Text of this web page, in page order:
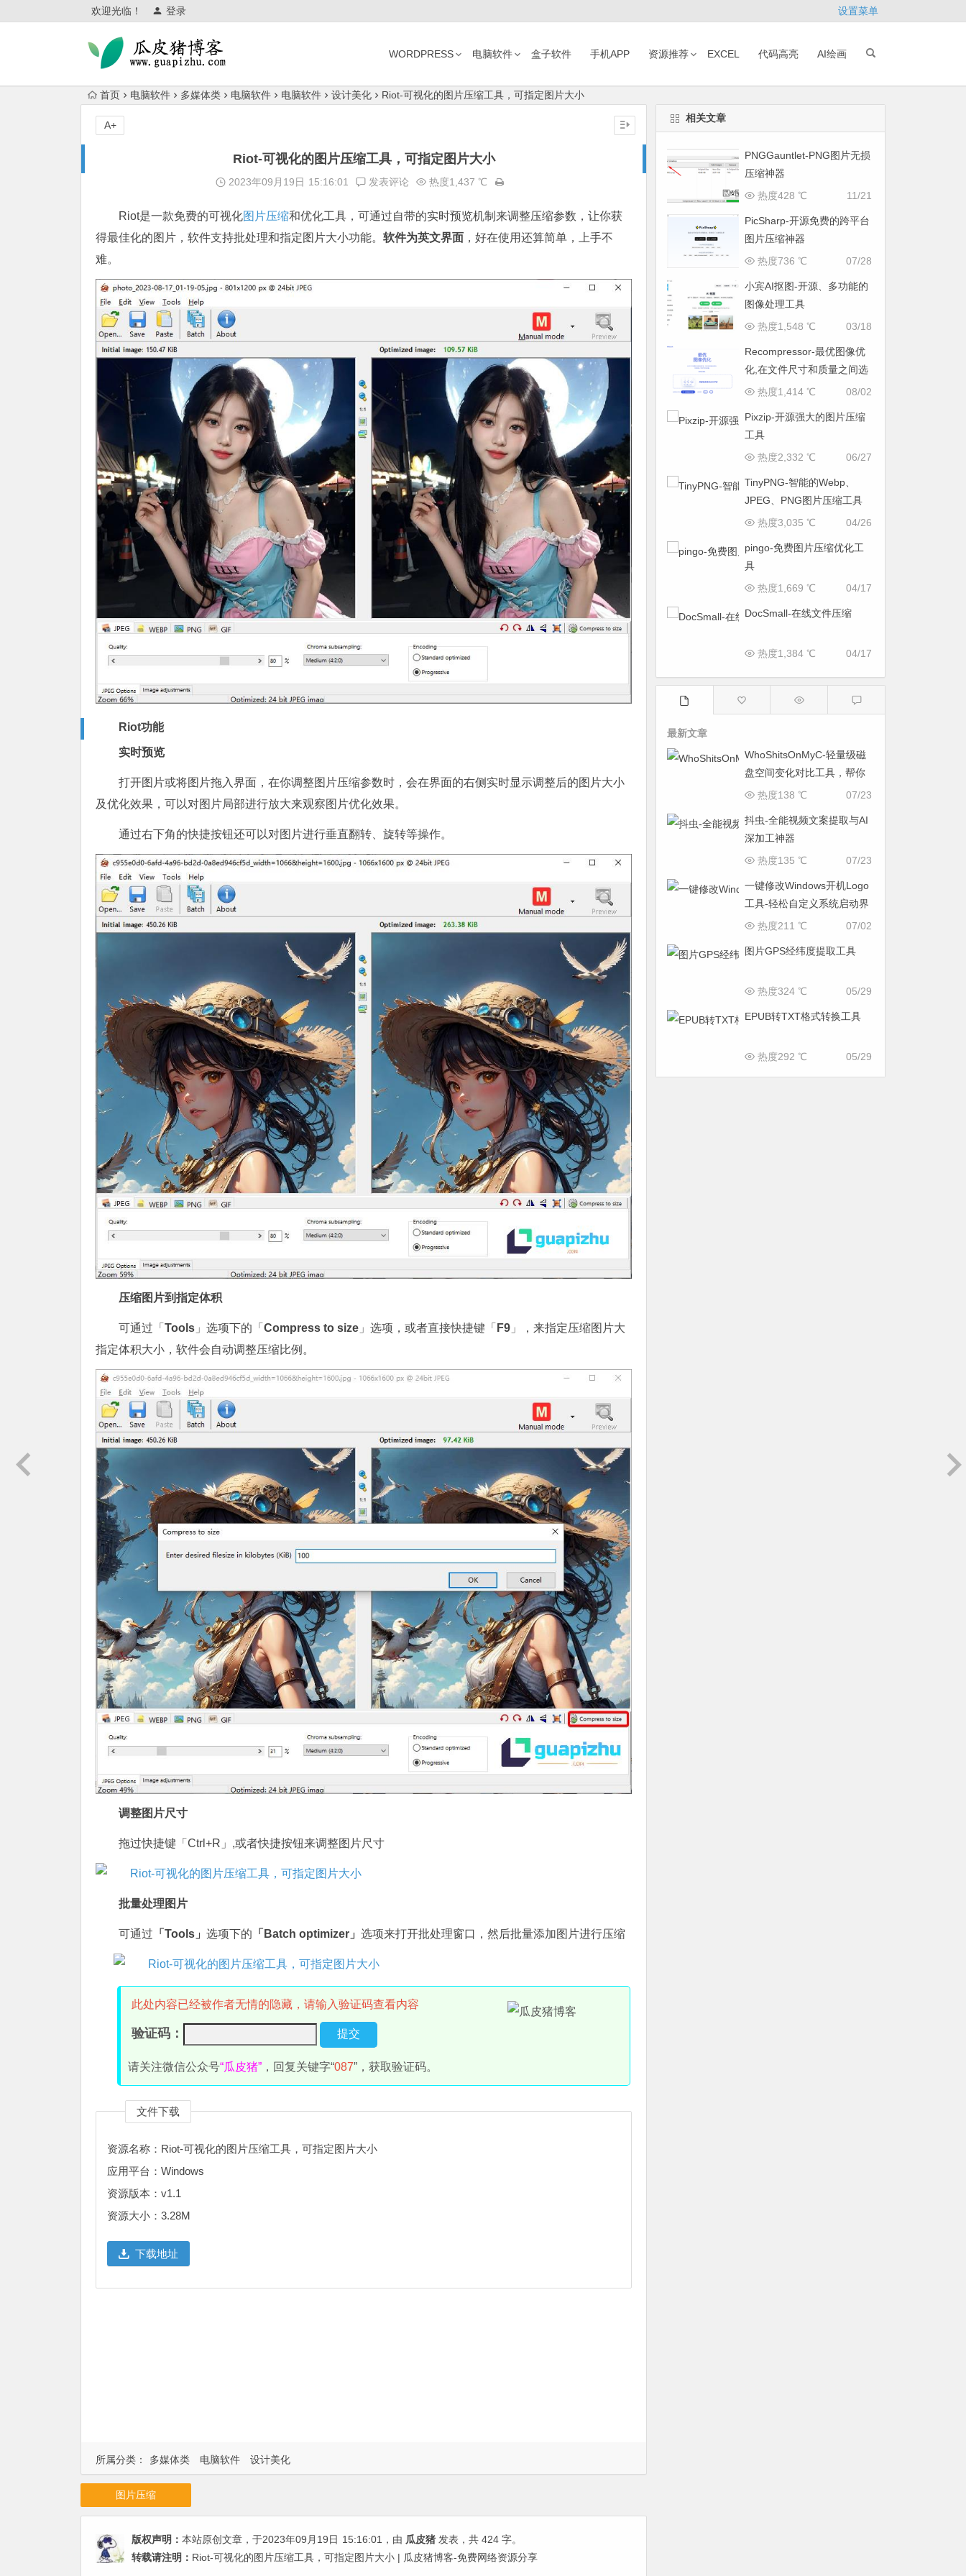
欢迎光临！ 登录 设置菜单
WORDPRESS 电脑软件 盒子软件 手机APP 资源推荐 EXCEL 代码高亮 AI绘画
首页 电脑软件 多媒体类 电脑软件 电脑软件 设计美化 Riot-可视化的图片压缩工具，可指定图片大小
Riot-可视化的图片压缩工具，可指定图片大小
2023年09月19日 15:16:01 发表评论 热度1,437 ℃
Riot是一款免费的可视化图片压缩和优化工具，可通过自带的实时预览机制来调整压缩参数，让你获
得最佳化的图片，软件支持批处理和指定图片大小功能。 软件为英文界面 ，好在使用还算简单，上手不
难。
Riot功能
实时预览
打开图片或将图片拖入界面，在你调整图片压缩参数时，会在界面的右侧实时显示调整后的图片大小
及优化效果，可以对图片局部进行放大来观察图片优化效果。
通过右下角的快捷按钮还可以对图片进行垂直翻转、旋转等操作。
压缩图片到指定体积
可通过「 Tools 」选项下的「 Compress to size 」选项，或者直接快捷键「 F9 」，来指定压缩图片大
指定体积大小，软件会自动调整压缩比例。
调整图片尺寸
拖过快捷键「Ctrl+R」,或者快捷按钮来调整图片尺寸
批量处理图片
可通过 「Tools」 选项下的 「Batch optimizer」 选项来打开批处理窗口，然后批量添加图片进行压缩
此处内容已经被作者无情的隐藏，请输入验证码查看内容
验证码：
请关注微信公众号“瓜皮猪” ，回复关键字“087”，获取验证码。
文件下载
资源名称：Riot-可视化的图片压缩工具，可指定图片大小
应用平台：Windows
资源版本：v1.1
资源大小：3.28M
下载地址
A+
所属分类： 多媒体类 电脑软件 设计美化
图片压缩
版权声明： 本站原创文章，于2023年09月19日 15:16:01 ，由 瓜皮猪 发表，共 424 字。
转载请注明： Riot-可视化的图片压缩工具，可指定图片大小 | 瓜皮猪博客-免费网络资源分享
相关文章
PNGGauntlet-PNG图片无损
压缩神器
11/21
热度428 ℃
PicSharp-开源免费的跨平台
图片压缩神器
07/28
热度736 ℃
小宾AI抠图-开源、多功能的
图像处理工具
03/18
热度1,548 ℃
Recompressor-最优图像优
化,在文件尺寸和质量之间选
择完美平衡
08/02
热度1,414 ℃
Pixzip-开源强大的图片压缩
工具
06/27
热度2,332 ℃
TinyPNG-智能的Webp、
JPEG、PNG图片压缩工具
04/26
热度3,035 ℃
pingo-免费图片压缩优化工
具
04/17
热度1,669 ℃
DocSmall-在线文件压缩
04/17
热度1,384 ℃
最新文章
WhoShitsOnMyC-轻量级磁
盘空间变化对比工具，帮你
找出“吃掉”空间的罪魁祸首
07/23
热度138 ℃
抖虫-全能视频文案提取与AI
深加工神器
07/23
热度135 ℃
一键修改Windows开机Logo
工具-轻松自定义系统启动界
面
07/02
热度211 ℃
图片GPS经纬度提取工具
05/29
热度324 ℃
EPUB转TXT格式转换工具
05/29
热度292 ℃